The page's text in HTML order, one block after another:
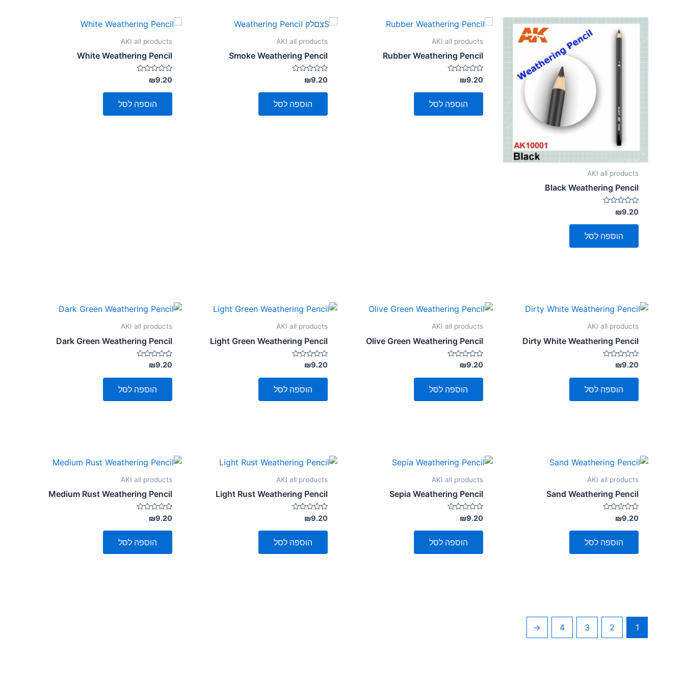
AKI all products
Black Weathering Pencil
דורג
0
מתוך
₪9.20
הוספה לסל
AKI all products
Rubber Weathering Pencil
דורג
0
מתוך
₪9.20
הוספה לסל
AKI all products
Smoke Weathering Pencil
דורג
0
מתוך
₪9.20
הוספה לסל
AKI all products
White Weathering Pencil
דורג
0
מתוך
₪9.20
הוספה לסל
AKI all products
Dirty White Weathering Pencil
דורג
0
מתוך
₪9.20
הוספה לסל
AKI all products
Olive Green Weathering Pencil
דורג
0
מתוך
₪9.20
הוספה לסל
AKI all products
Light Green Weathering Pencil
דורג
0
מתוך
₪9.20
הוספה לסל
AKI all products
Dark Green Weathering Pencil
דורג
0
מתוך
₪9.20
הוספה לסל
AKI all products
Sand Weathering Pencil
דורג
0
מתוך
₪9.20
הוספה לסל
AKI all products
Sepia Weathering Pencil
דורג
0
מתוך
₪9.20
הוספה לסל
AKI all products
Light Rust Weathering Pencil
דורג
0
מתוך
₪9.20
הוספה לסל
AKI all products
Medium Rust Weathering Pencil
דורג
0
מתוך
₪9.20
הוספה לסל
1
2
3
4
←